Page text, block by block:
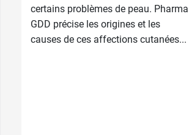
certains problèmes de peau. Pharma
GDD précise les origines et les
causes de ces affections cutanées...